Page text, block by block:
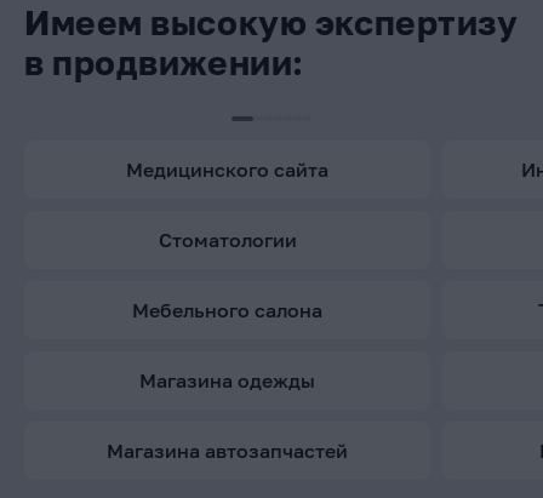
Имеем высокую экспертизу
в продвижении:
медицинского сайта
стоматологии
мебельного салона
магазина одежды
магазина автозапчастей